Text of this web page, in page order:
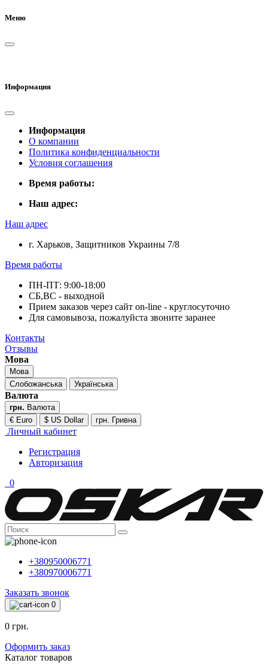
Меню
Информация
Информация
О компании
Политика конфиденциальности
Условия соглашения
Время работы:
Наш адрес:
Наш адрес
г. Харьков, Защитников Украины 7/8
Время работы
ПН-ПТ: 9:00-18:00
СБ,ВС - выходной
Прием заказов через сайт on-line - круглосуточно
Для самовывоза, пожалуйста звоните заранее
Контакты
Отзывы
Мова
Мова
Слобожанська
Українська
Валюта
грн. Валюта
€ Euro
$ US Dollar грн. Гривна
Личный кабинет
Регистрация
Авторизация
0
+380950006771
+380970006771
Заказать звонок
0
0 грн.
Оформить заказ
Каталог товаров